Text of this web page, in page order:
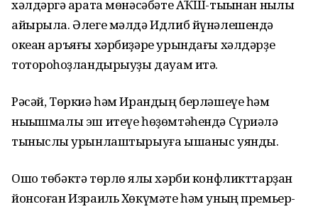
хәлдәргә ҡарата мөнәсәбәте АҠШ-тыҡынан ныҡлы
айырыла. Әлеге мәлдә Идлиб йүнәлешендә
океан аръяғы хәрбиҙәре урындағы хәлдәрҙе
тотороҡһоҙландырыуҙы дауам итә.
Рәсәй, Төркиә һәм Ирандың берләшеүе һәм
ныҡышмалы эш итеүе һөҙөмтәһендә Сүриәлә
тыныслыҡ урынлаштырыуға ышаныс уянды.
Ошо төбәктә төрлө яҡлы хәрби конфликттарҙан
йонсоған Израиль Хөкүмәте һәм уның премьер-